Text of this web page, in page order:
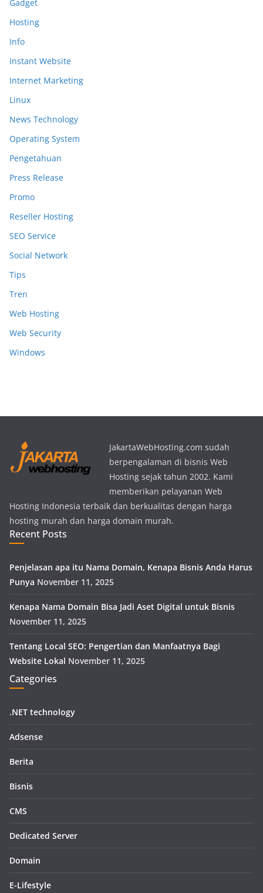
Gadget
Hosting
Info
Instant Website
Internet Marketing
Linux
News Technology
Operating System
Pengetahuan
Press Release
Promo
Reseller Hosting
SEO Service
Social Network
Tips
Tren
Web Hosting
Web Security
Windows
JakartaWebHosting.com sudah
berpengalaman di bisnis Web
Hosting sejak tahun 2002. Kami
memberikan pelayanan Web
Hosting Indonesia terbaik dan berkualitas dengan harga
hosting murah dan harga domain murah.
Recent Posts
Penjelasan apa itu Nama Domain, Kenapa Bisnis Anda Harus
Punya November 11, 2025
Kenapa Nama Domain Bisa Jadi Aset Digital untuk Bisnis
November 11, 2025
Tentang Local SEO: Pengertian dan Manfaatnya Bagi
Website Lokal November 11, 2025
Categories
.NET technology
Adsense
Berita
Bisnis
CMS
Dedicated Server
Domain
E-Lifestyle